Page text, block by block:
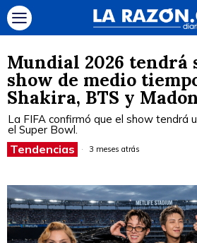
Mundial 2026 tendrá
show de medio
Shakira, BTS y
La FIFA confirmó que el show tendrá
el Super Bowl.
Tendencias 3 meses atrás